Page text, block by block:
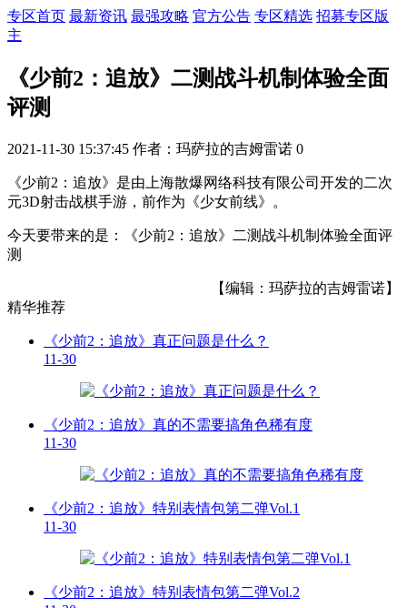
专区首页 最新资讯 最强攻略 官方公告 专区精选 招募专区版
主
《少前2：追放》二测战斗机制体验全面
评测
2021-11-30 15:37:45 作者：玛萨拉的吉姆雷诺 0
《少前2：追放》是由上海散爆网络科技有限公司开发的二次
元3D射击战棋手游，前作为《少女前线》。
今天要带来的是：《少前2：追放》二测战斗机制体验全面评
测
【编辑：玛萨拉的吉姆雷诺】
精华推荐
《少前2：追放》真正问题是什么？
11-30
《少前2：追放》真的不需要搞角色稀有度
11-30
《少前2：追放》特别表情包第二弹Vol.1
11-30
《少前2：追放》特别表情包第二弹Vol.2